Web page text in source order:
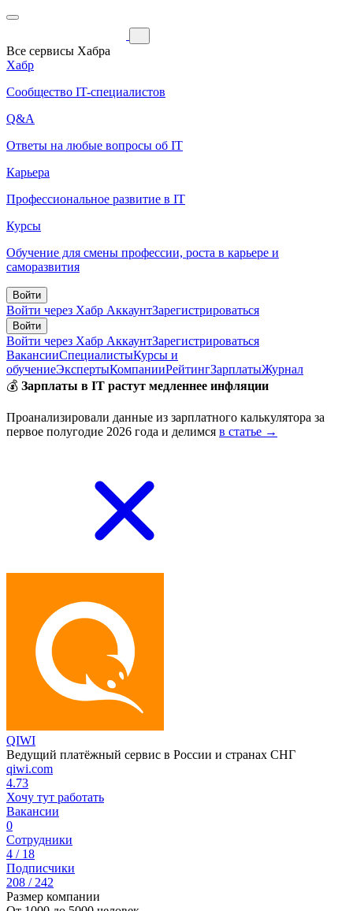
Все сервисы Хабра
Хабр
Сообщество IT-специалистов
Q&A
Ответы на любые вопросы об IT
Карьера
Профессиональное развитие в IT
Курсы
Обучение для смены профессии, роста в карьере и
саморазвития
Войти
Войти через Хабр АккаунтЗарегистрироваться
Войти
Войти через Хабр АккаунтЗарегистрироваться
ВакансииСпециалистыКурсы и
обучениеЭкспертыКомпанииРейтингЗарплатыЖурнал
💰 Зарплаты в IT растут медленнее инфляции
Проанализировали данные из зарплатного калькулятора за
первое полугодие 2026 года и делимся в статье →
QIWI
Ведущий платёжный сервис в России и странах СНГ
qiwi.com
4.73
Хочу тут работать
Вакансии
0
Сотрудники
4 / 18
Подписчики
208 / 242
Размер компании